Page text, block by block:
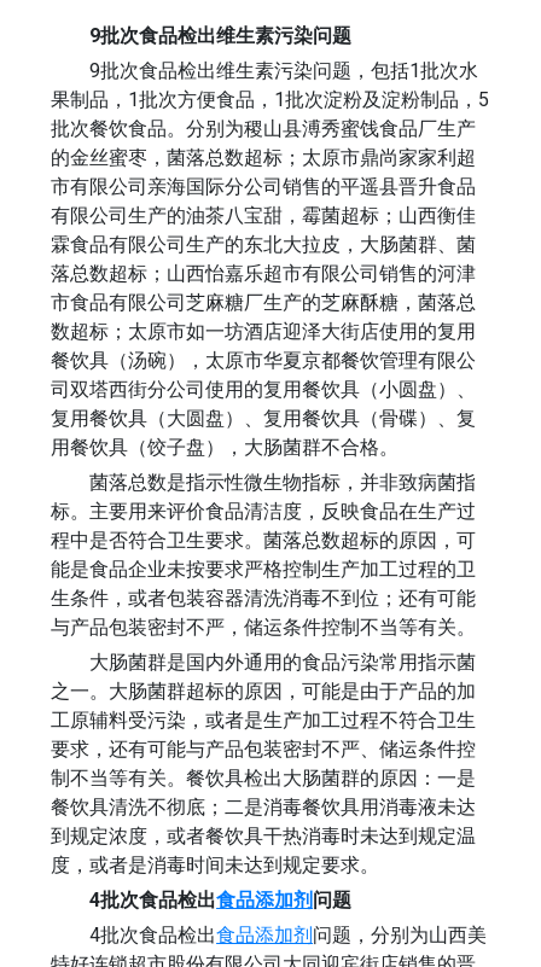
9批次食品检出维生素污染问题
9批次食品检出维生素污染问题，包括1批次水
果制品，1批次方便食品，1批次淀粉及淀粉制品，5
批次餐饮食品。分别为稷山县溥秀蜜饯食品厂生产
的金丝蜜枣，菌落总数超标；太原市鼎尚家家利超
市有限公司亲海国际分公司销售的平遥县晋升食品
有限公司生产的油茶八宝甜，霉菌超标；山西衡佳
霖食品有限公司生产的东北大拉皮，大肠菌群、菌
落总数超标；山西怡嘉乐超市有限公司销售的河津
市食品有限公司芝麻糖厂生产的芝麻酥糖，菌落总
数超标；太原市如一坊酒店迎泽大街店使用的复用
餐饮具（汤碗），太原市华夏京都餐饮管理有限公
司双塔西街分公司使用的复用餐饮具（小圆盘）、
复用餐饮具（大圆盘）、复用餐饮具（骨碟）、复
用餐饮具（饺子盘），大肠菌群不合格。
菌落总数是指示性微生物指标，并非致病菌指
标。主要用来评价食品清洁度，反映食品在生产过
程中是否符合卫生要求。菌落总数超标的原因，可
能是食品企业未按要求严格控制生产加工过程的卫
生条件，或者包装容器清洗消毒不到位；还有可能
与产品包装密封不严，储运条件控制不当等有关。
大肠菌群是国内外通用的食品污染常用指示菌
之一。大肠菌群超标的原因，可能是由于产品的加
工原辅料受污染，或者是生产加工过程不符合卫生
要求，还有可能与产品包装密封不严、储运条件控
制不当等有关。餐饮具检出大肠菌群的原因：一是
餐饮具清洗不彻底；二是消毒餐饮具用消毒液未达
到规定浓度，或者餐饮具干热消毒时未达到规定温
度，或者是消毒时间未达到规定要求。
4批次食品检出食品添加剂 问题
4批次食品检出食品添加剂问题，分别为山西美